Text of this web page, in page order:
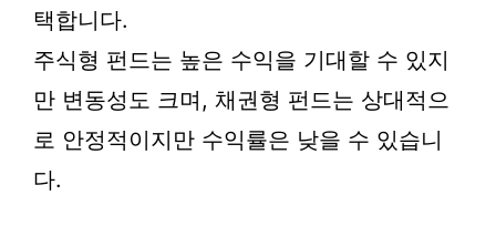
택합니다.
주식형 펀드는 높은 수익을 기대할 수 있지
만 변동성도 크며, 채권형 펀드는 상대적으
로 안정적이지만 수익률은 낮을 수 있습니
다.